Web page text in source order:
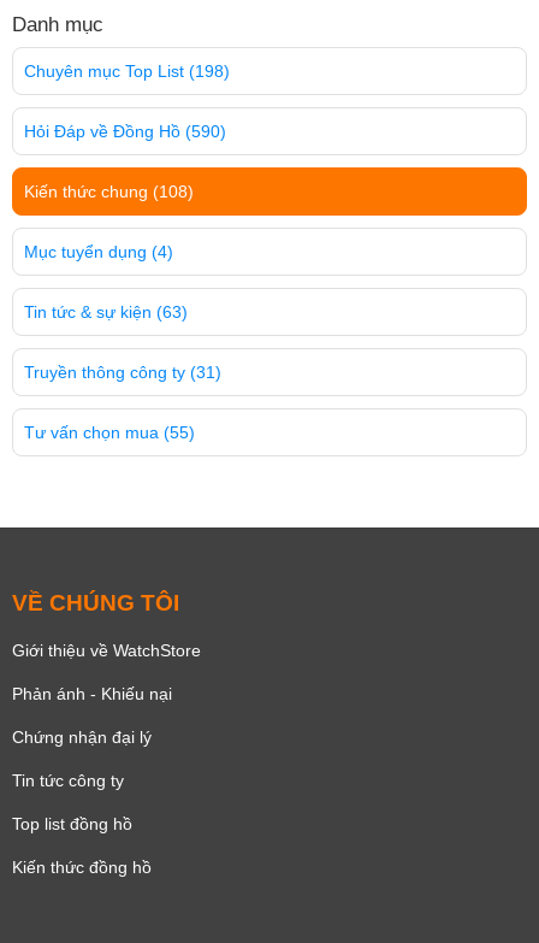
Danh mục
Chuyên mục Top List (198)
Hỏi Đáp về Đồng Hồ (590)
Kiến thức chung (108)
Mục tuyển dụng (4)
Tin tức & sự kiện (63)
Truyền thông công ty (31)
Tư vấn chọn mua (55)
VỀ CHÚNG TÔI
Giới thiệu về WatchStore
Phản ánh - Khiếu nại
Chứng nhận đại lý
Tin tức công ty
Top list đồng hồ
Kiến thức đồng hồ